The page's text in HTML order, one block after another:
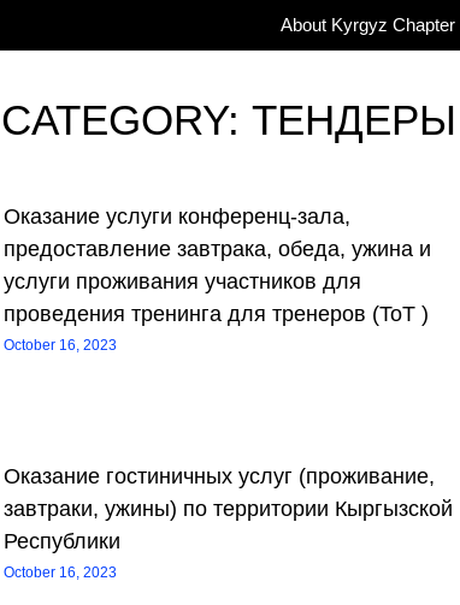
About Kyrgyz Chapter
CATEGORY: ТЕНДЕРЫ
Оказание услуги конференц-зала,
предоставление завтрака, обеда, ужина и
услуги проживания участников для
проведения тренинга для тренеров (ToT )
October 16, 2023
Оказание гостиничных услуг (проживание,
завтраки, ужины) по территории Кыргызской
Республики
October 16, 2023